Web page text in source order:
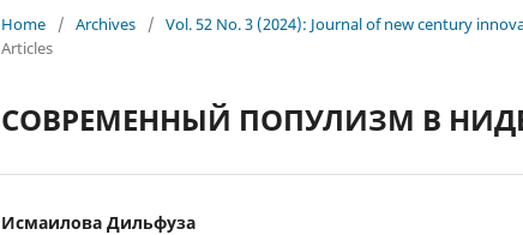
Home / Archives / Vol. 52 No. 3 (2024): Journal of new century
Articles
СОВРЕМЕННЫЙ ПОПУЛИЗМ В
Исмаилова Дильфуза